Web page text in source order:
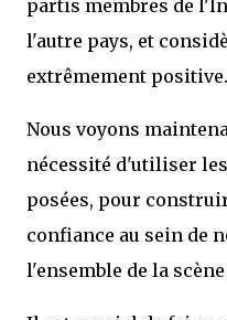
partis membres de
l'autre pays, et
extrêmement positive.
Nous voyons
nécessité d'utiliser
posées, pour
confiance au sein de
l'ensemble de la